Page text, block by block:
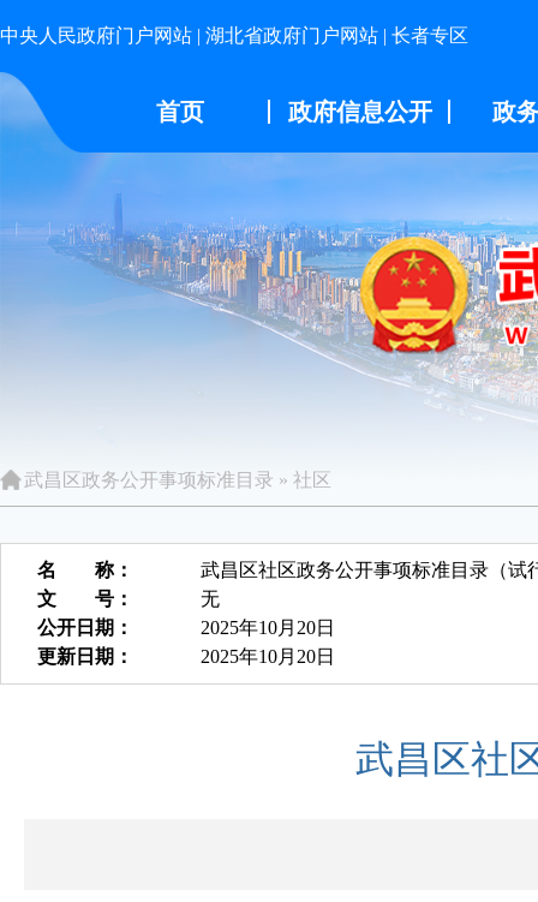
中央人民政府门户网站 | 湖北省政府门户网站 | 长者专区
首页 政府信息公开 政
武昌区政务公开事项标准目录 » 社区
名 称：
武昌区社区政务公开事项标准目录（试
文 号：
无
公开日期：
2025年10月20日
更新日期：
2025年10月20日
武昌区社